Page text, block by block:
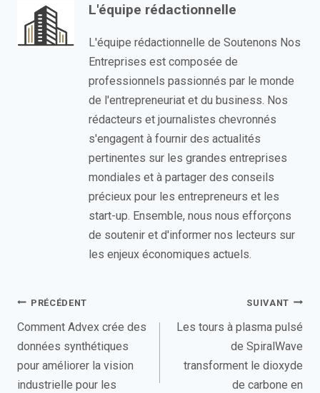
L'équipe rédactionnelle
L'équipe rédactionnelle de Soutenons Nos
Entreprises est composée de
professionnels passionnés par le monde
de l'entrepreneuriat et du business. Nos
rédacteurs et journalistes chevronnés
s'engagent à fournir des actualités
pertinentes sur les grandes entreprises
mondiales et à partager des conseils
précieux pour les entrepreneurs et les
start-up. Ensemble, nous nous efforçons
de soutenir et d'informer nos lecteurs sur
les enjeux économiques actuels.
Navigation
de
l’article
PRÉCÉDENT
Comment Advex crée des
données synthétiques
pour améliorer la vision
industrielle pour les
SUIVANT
Les tours à plasma pulsé
de SpiralWave
transforment le dioxyde
de carbone en